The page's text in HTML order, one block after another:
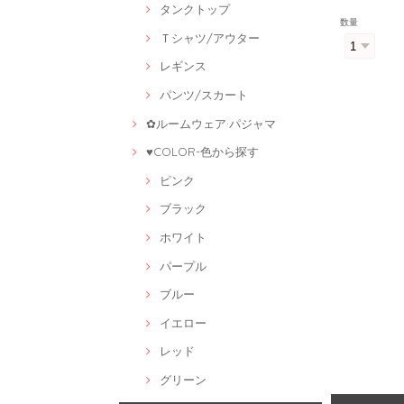
タンクトップ
Ｔシャツ/アウター
レギンス
パンツ/スカート
✿ルームウェア·パジャマ
♥COLOR-色から探す
ピンク
ブラック
ホワイト
パープル
ブルー
イエロー
レッド
グリーン
数量